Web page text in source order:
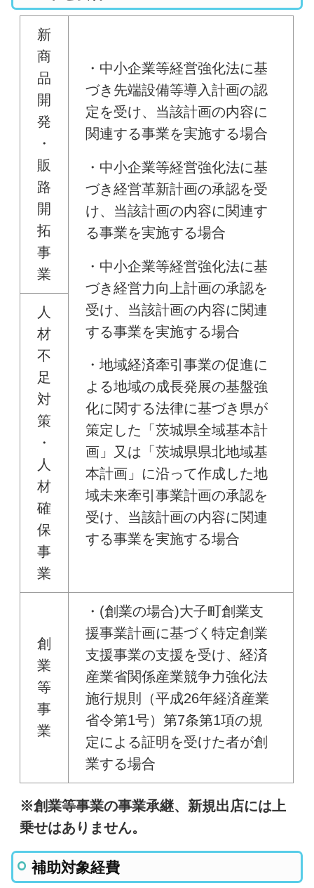
新
商
品
開
発
・
販
路
開
拓
事
業
・中小企業等経営強化法に基
づき先端設備等導入計画の認
定を受け、当該計画の内容に
関連する事業を実施する場合
・中小企業等経営強化法に基
づき経営革新計画の承認を受
け、当該計画の内容に関連す
る事業を実施する場合
・中小企業等経営強化法に基
づき経営力向上計画の承認を
受け、当該計画の内容に関連
する事業を実施する場合
・地域経済牽引事業の促進に
よる地域の成長発展の基盤強
化に関する法律に基づき県が
策定した「茨城県全域基本計
画」又は「茨城県県北地域基
本計画」に沿って作成した地
域未来牽引事業計画の承認を
受け、当該計画の内容に関連
する事業を実施する場合
人
材
不
足
対
策
・
人
材
確
保
事
業
創
業
等
事
業
・(創業の場合)大子町創業支
援事業計画に基づく特定創業
支援事業の支援を受け、経済
産業省関係産業競争力強化法
施行規則（平成26年経済産業
省令第1号）第7条第1項の規
定による証明を受けた者が創
業する場合
※創業等事業の事業承継、新規出店には上
乗せはありません。
補助対象経費